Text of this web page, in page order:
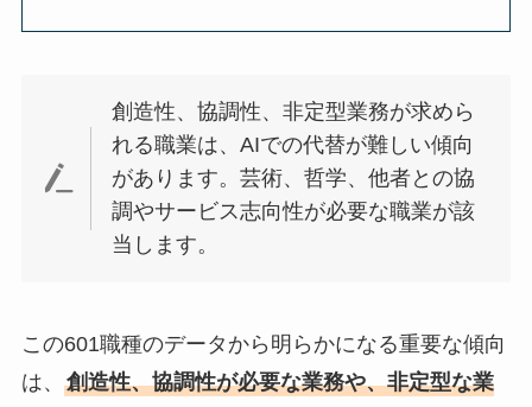
創造性、協調性、非定型業務が求めら
れる職業は、AIでの代替が難しい傾向
があります。芸術、哲学、他者との協
調やサービス志向性が必要な職業が該
当します。
この601職種のデータから明らかになる重要な傾向
は、 創造性、協調性が必要な業務や、非定型な業